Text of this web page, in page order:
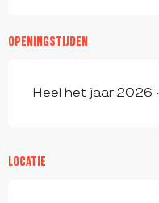
OPENINGSTIJDEN
Heel het jaar 2026
LOCATIE